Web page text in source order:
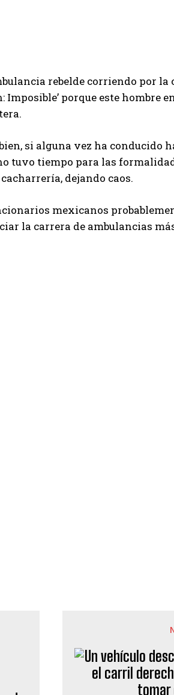
rebelde corriendo por
Imposible’ porque este
si alguna vez ha conducido
tuvo tiempo para las
dejando caos.
mexicanos
la carrera de ambulancias